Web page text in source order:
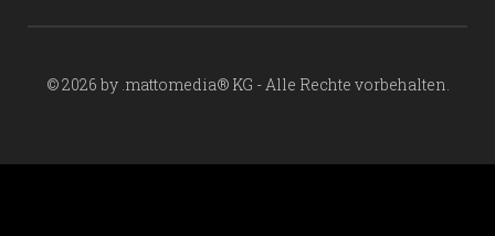
© 2026 by .mattomedia® KG - Alle Rechte vorbehalten.